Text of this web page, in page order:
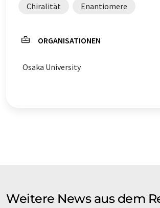
Chiralität Enantiomere
ORGANISATIONEN
Osaka University
Weitere News aus dem